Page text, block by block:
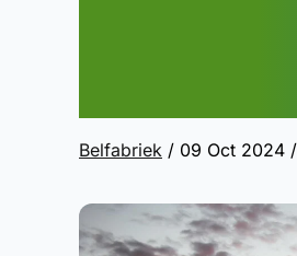
Belfabriek / 09 Oct 2024